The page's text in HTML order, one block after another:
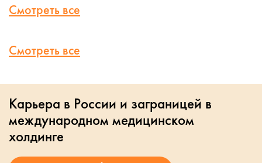
Смотреть все
Смотреть все
Карьера в России и заграницей в
международном медицинском
холдинге